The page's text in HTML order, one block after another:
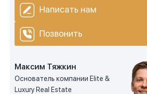
Написать нам
Позвонить
Максим Тяжкин
Основатель компании Elite &
Luxury Real Estate